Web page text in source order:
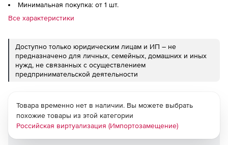
Минимальная покупка: от 1 шт.
Все характеристики
Доступно только юридическим лицам и ИП – не
предназначено для личных, семейных, домашних и иных
нужд, не связанных с осуществлением
предпринимательской деятельности
Товара временно нет в наличии. Вы можете выбрать
похожие товары из этой категории
Российская виртуализация (Импортозамещение)